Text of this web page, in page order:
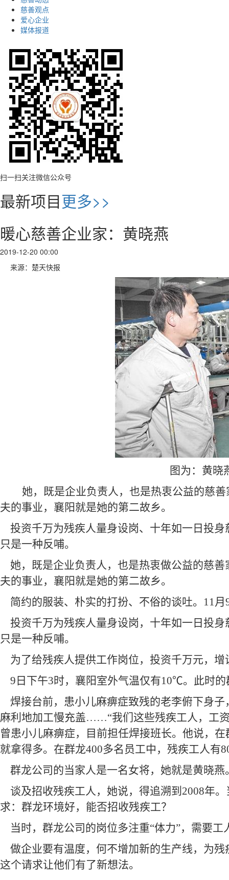
慈善观点
爱心企业
媒体报道
扫一扫关注微信公众号
最新项目更多>>
暖心慈善企业家：黄晓燕
2019-12-20 00:00
来源：楚天快报
图为：黄晓
她，既是企业负责人，也是热衷公益的慈
夫的事业，襄阳就是她的第二故乡。
投资千万为残疾人量身设岗、十年如一日投
只是一种反哺。
她，既是企业负责人，也是热衷做公益的慈
夫的事业，襄阳就是她的第二故乡。
简约的服装、朴实的打扮、不俗的谈吐。11
投资千万为残疾人量身设岗，十年如一日投
只是一种反哺。
为了给残疾人提供工作岗位，投资千万元，
9 日下午3时，襄阳室外气温仅有10℃。此时
焊接台前，患小儿麻痹症致残的老李俯下身
麻利地加工慢充盖……“我们这些残疾工人，工
曾患小儿麻痹症，目前担任焊接班长。他说，
就拿得多。在群龙400多名员工中，残疾工人有
群龙公司的当家人是一名女将，她就是黄晓燕
谈及招收残疾工人，她说，得追溯到2008年
求：群龙环境好，能否招收残疾工？
当时，群龙公司的岗位多注重“体力”，需要
做企业要有温度，何不增加新的生产线，为
这个请求让他们有了新想法。